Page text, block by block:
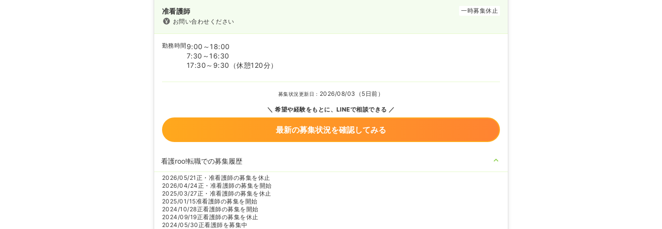
准看護師
一時募集休止
お問い合わせください
勤務時間 9:00～18:00
7:30～16:30
17:30～9:30
（休憩120分）
募集状況更新日： 2026/08/03（5日前）
希望や経験をもとに、LINEで相談できる
最新の募集状況を確認してみる
看護roo!転職での募集履歴
2026/05/21 正・准看護師の募集を休止
2026/04/24正・准看護師の募集を開始
2025/03/27正・准看護師の募集を休止
2025/01/15准看護師の募集を開始
2024/10/28正看護師の募集を開始
2024/09/19正看護師の募集を休止
2024/05/30正看護師を募集中